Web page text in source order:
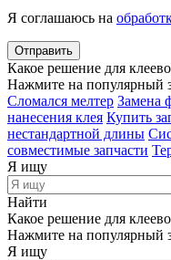
Я соглашаюсь на
Отправить
Какое решение для
Нажмите на популярный
Сломался мелтер Замена
нанесения клея Купить
нестандартной длины
совместимые запчасти
Я ищу
Найти
Какое решение для
Нажмите на популярный
Я ищу